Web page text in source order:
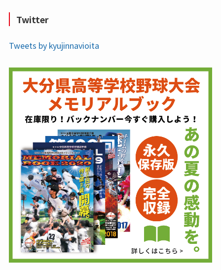
Twitter
Tweets by kyujinnavioita